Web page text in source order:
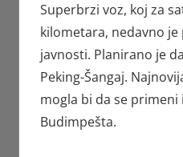
Superbrzi voz, koj za
kilometara, nedavno
javnosti. Planirano je
Peking-Šangaj.
mogla bi da se
Budimpešta.